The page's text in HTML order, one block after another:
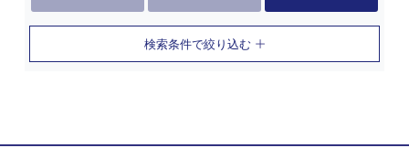
検索条件で絞り込む